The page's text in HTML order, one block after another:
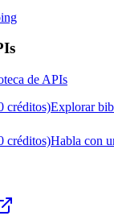
de APIs
créditos)Explorar
créditos)Habla con